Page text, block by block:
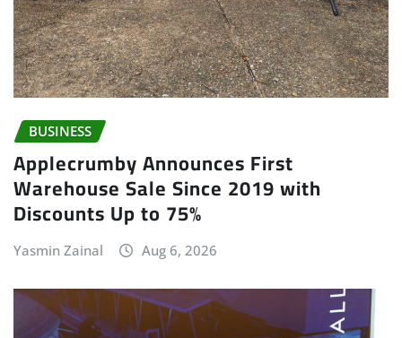
BUSINESS
Applecrumby Announces First
Warehouse Sale Since 2019 with
Discounts Up to 75%
Yasmin Zainal Aug 6, 2026